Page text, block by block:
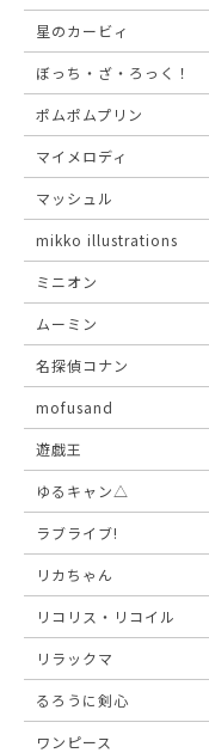
星のカービィ
ぼっち・ざ・ろっく！
ポムポムプリン
マイメロディ
マッシュル
mikko illustrations
ミニオン
ムーミン
名探偵コナン
mofusand
遊戯王
ゆるキャン△
ラブライブ!
リカちゃん
リコリス・リコイル
リラックマ
るろうに剣心
ワンピース